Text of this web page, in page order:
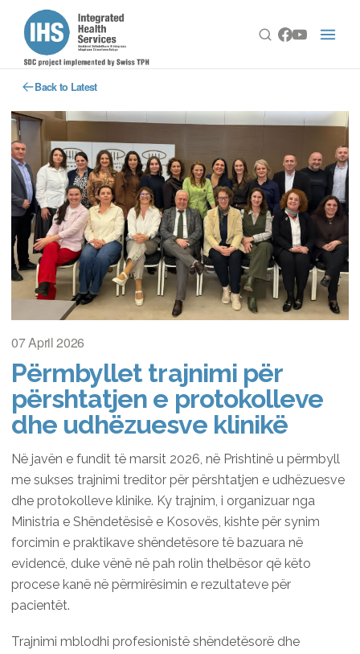
Back to Latest
07 April 2026
Përmbyllet trajnimi për
përshtatjen e protokolleve
dhe udhëzuesve klinikë
Në javën e fundit të marsit 2026, në Prishtinë u përmbyll
me sukses trajnimi treditor për përshtatjen e udhëzuesve
dhe protokolleve klinike. Ky trajnim, i organizuar nga
Ministria e Shëndetësisë e Kosovës, kishte për synim
forcimin e praktikave shëndetësore të bazuara në
evidencë, duke vënë në pah rolin thelbësor që këto
procese kanë në përmirësimin e rezultateve për
pacientët.
Trajnimi mblodhi profesionistë shëndetësorë dhe